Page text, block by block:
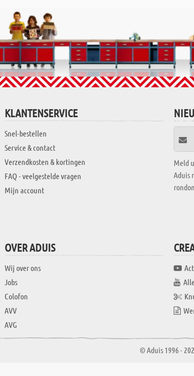
KLANTENSERVICE
Snel-bestellen
Service & contact
Verzendkosten & kortingen
FAQ - veelgestelde vragen
Mijn account
Meld
Aduis
OVER ADUIS
Wij over ons
Jobs
Colofon
AVV
AVG
© Aduis 1996 -